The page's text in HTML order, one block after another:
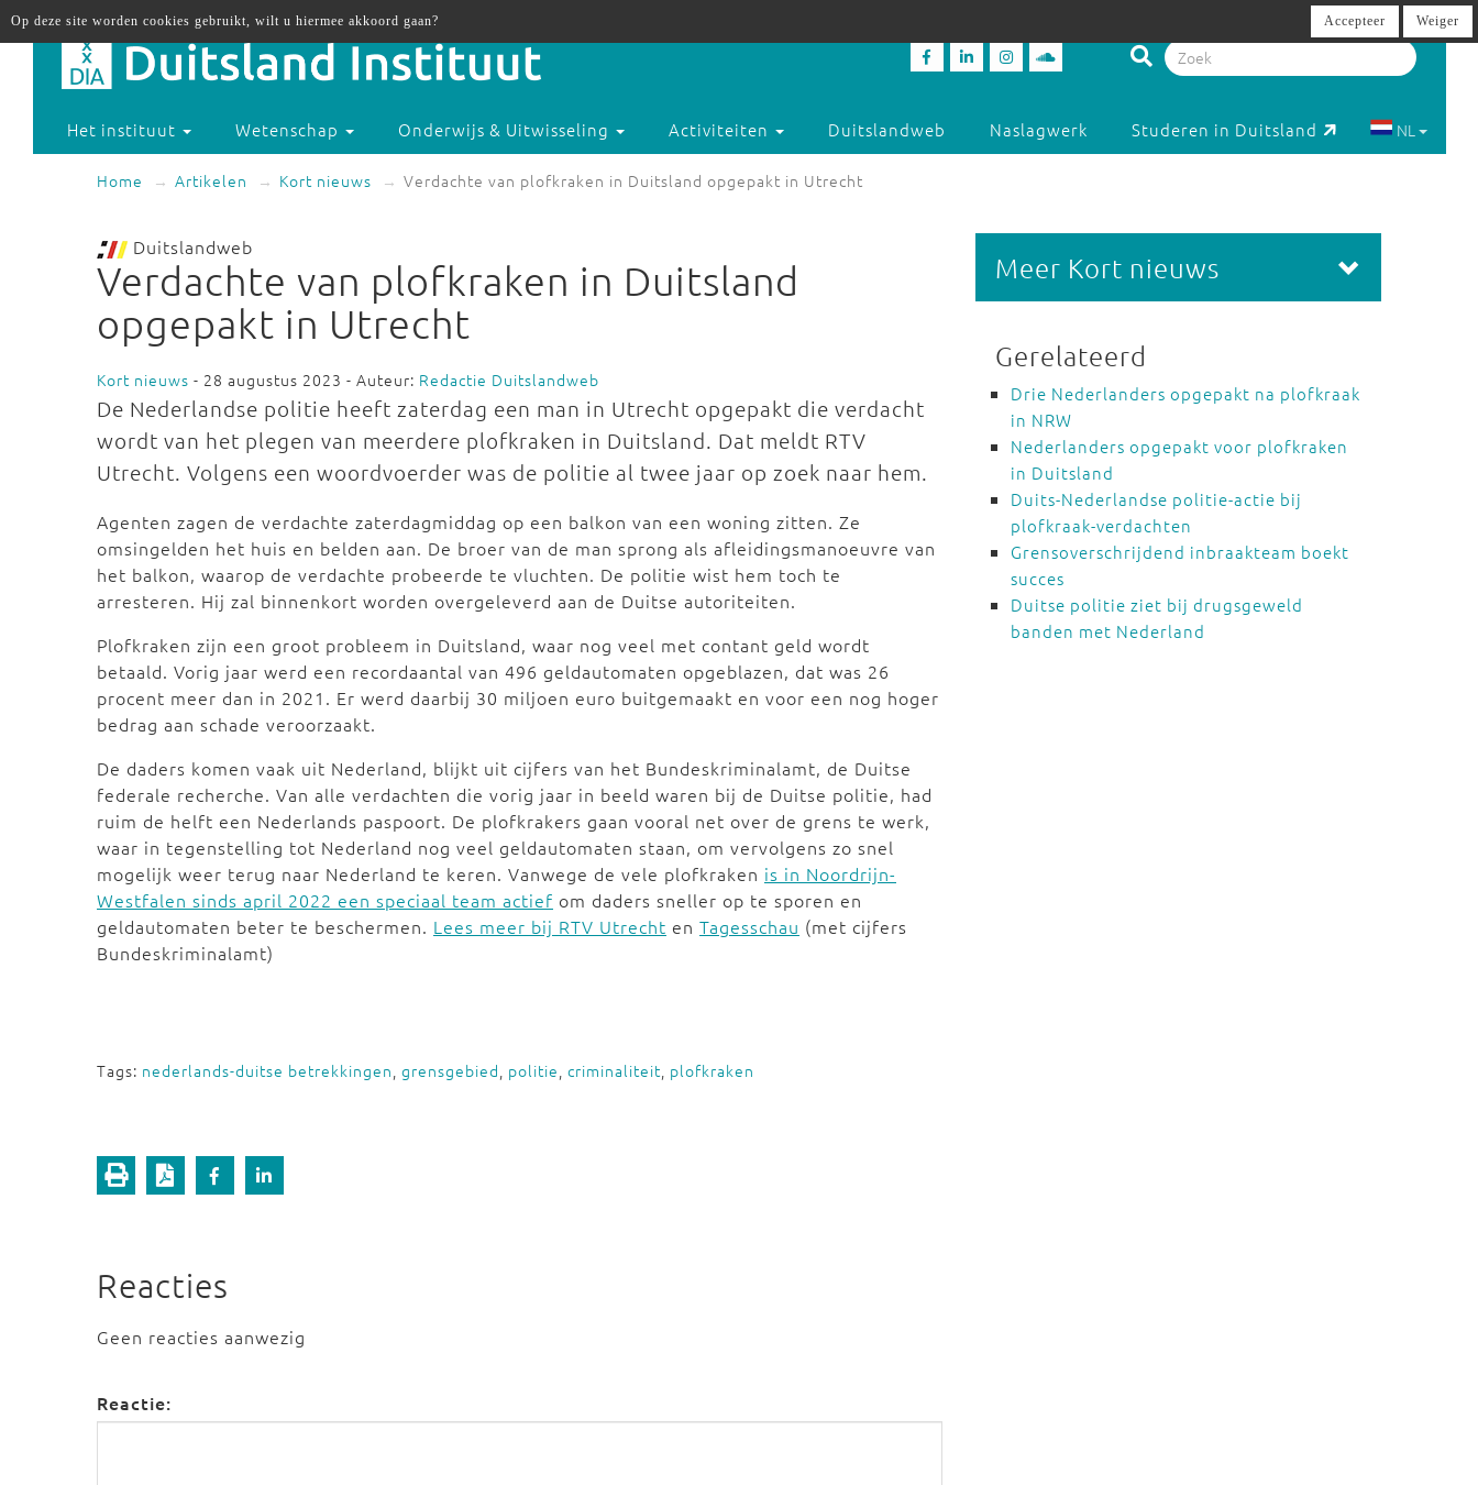
Het instituut Wetenschap Onderwijs & Uitwisseling Activiteiten Duitslandweb Naslagwerk Studeren in Duitsland NL
Home Artikelen Kort nieuws Verdachte van plofkraken in Duitsland opgepakt in Utrecht
Duitslandweb
Verdachte van plofkraken in Duitsland
opgepakt in Utrecht
Kort nieuws - 28 augustus 2023 - Auteur: Redactie Duitslandweb
De Nederlandse politie heeft zaterdag een man in Utrecht opgepakt die verdacht
wordt van het plegen van meerdere plofkraken in Duitsland. Dat meldt RTV
Utrecht. Volgens een woordvoerder was de politie al twee jaar op zoek naar hem.
Agenten zagen de verdachte zaterdagmiddag op een balkon van een woning zitten. Ze
omsingelden het huis en belden aan. De broer van de man sprong als afleidingsmanoeuvre van
het balkon, waarop de verdachte probeerde te vluchten. De politie wist hem toch te
arresteren. Hij zal binnenkort worden overgeleverd aan de Duitse autoriteiten.
Plofkraken zijn een groot probleem in Duitsland, waar nog veel met contant geld wordt
betaald. Vorig jaar werd een recordaantal van 496 geldautomaten opgeblazen, dat was 26
procent meer dan in 2021. Er werd daarbij 30 miljoen euro buitgemaakt en voor een nog hoger
bedrag aan schade veroorzaakt.
De daders komen vaak uit Nederland, blijkt uit cijfers van het Bundeskriminalamt, de Duitse
federale recherche. Van alle verdachten die vorig jaar in beeld waren bij de Duitse politie, had
ruim de helft een Nederlands paspoort. De plofkrakers gaan vooral net over de grens te werk,
waar in tegenstelling tot Nederland nog veel geldautomaten staan, om vervolgens zo snel
mogelijk weer terug naar Nederland te keren. Vanwege de vele plofkraken is in Noordrijn-
Westfalen sinds april 2022 een speciaal team actief om daders sneller op te sporen en
geldautomaten beter te beschermen. Lees meer bij RTV Utrecht en Tagesschau (met cijfers
Bundeskriminalamt)
Tags: nederlands-duitse betrekkingen, grensgebied, politie, criminaliteit, plofkraken
Reacties
Geen reacties aanwezig
Reactie:
Meer Kort nieuws
Gerelateerd
Drie Nederlanders opgepakt na plofkraak
in NRW
Nederlanders opgepakt voor plofkraken
in Duitsland
Duits-Nederlandse politie-actie bij
plofkraak-verdachten
Grensoverschrijdend inbraakteam boekt
succes
Duitse politie ziet bij drugsgeweld
banden met Nederland
Op deze site worden cookies gebruikt, wilt u hiermee akkoord gaan? Accepteer Weiger